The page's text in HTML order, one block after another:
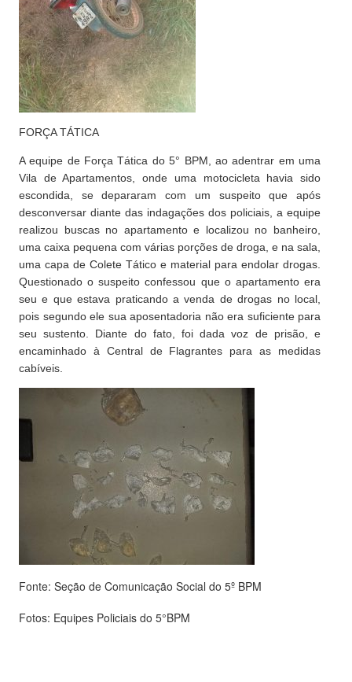
FORÇA TÁTICA
A equipe de Força Tática do 5° BPM, ao adentrar em uma
Vila de Apartamentos, onde uma motocicleta havia sido
escondida, se depararam com um suspeito que após
desconversar diante das indagações dos policiais, a equipe
realizou buscas no apartamento e localizou no banheiro,
uma caixa pequena com várias porções de droga, e na sala,
uma capa de Colete Tático e material para endolar drogas.
Questionado o suspeito confessou que o apartamento era
seu e que estava praticando a venda de drogas no local,
pois segundo ele sua aposentadoria não era suficiente para
seu sustento. Diante do fato, foi dada voz de prisão, e
encaminhado à Central de Flagrantes para as medidas
cabíveis.
Fonte: Seção de Comunicação Social do 5º BPM
Fotos: Equipes Policiais do 5°BPM